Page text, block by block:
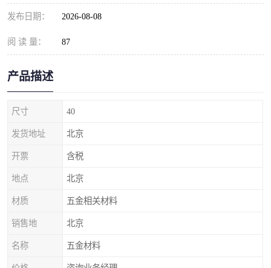
发布日期： 2026-08-08
阅 读 量： 87
产品描述
尺寸 40
发货地址 北京
开票 含税
地点 北京
材质 五金相关材料
销售地 北京
名称 五金材料